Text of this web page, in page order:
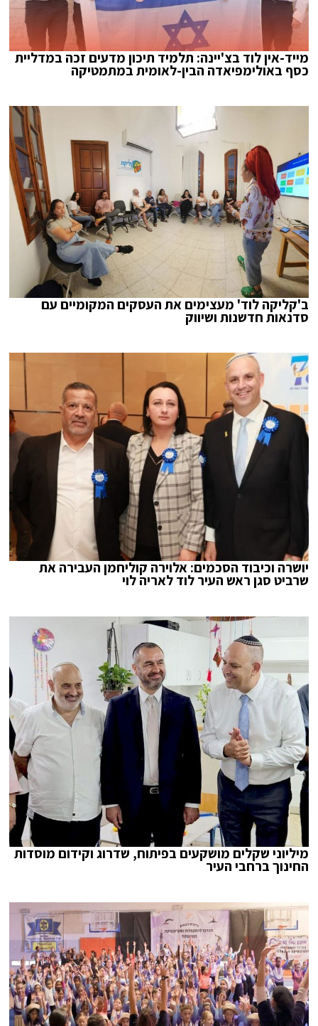
מייד-אין לוד בצ'יינה: תלמיד תיכון מדעים זכה במדליית
כסף באולימפיאדה הבין-לאומית במתמטיקה
ב'קליקה לוד' מעצימים את העסקים המקומיים עם
סדנאות חדשנות ושיווק
יושרה וכיבוד הסכמים: אלוירה קוליחמן העבירה את
שרביט סגן ראש העיר לוד לאריה לוי
מיליוני שקלים מושקעים בפיתוח, שדרוג וקידום מוסדות
החינוך ברחבי העיר